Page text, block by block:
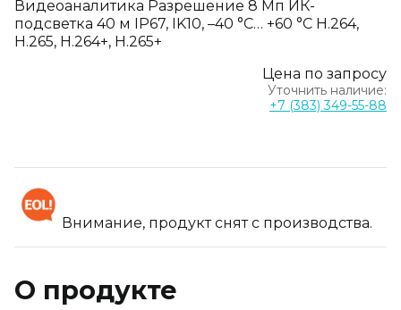
Видеоаналитика Разрешение 8 Мп ИК-
подсветка 40 м IP67, IK10, –40 °C… +60 °C H.264,
H.265, H.264+, H.265+
Цена по запросу
Уточнить наличие:
+7 (383) 349-55-88
Внимание, продукт снят с производства.
О продукте